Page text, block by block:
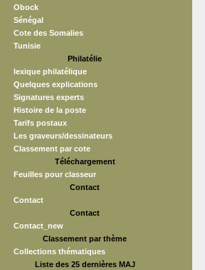
Obock
Sénégal
Cote des Somalies
Tunisie
Philatélie
lexique philatélique
Quelques explications
Signatures experts
Histoire de la poste
Tarifs postaux
Les graveurs/dessinateurs
Classement par cote
Téléchargement
Feuilles pour classeur
Contact
Contact
Contact
Contact_new
Classement par thème
Collections thématiques
Liste des 25 dernières MAJ